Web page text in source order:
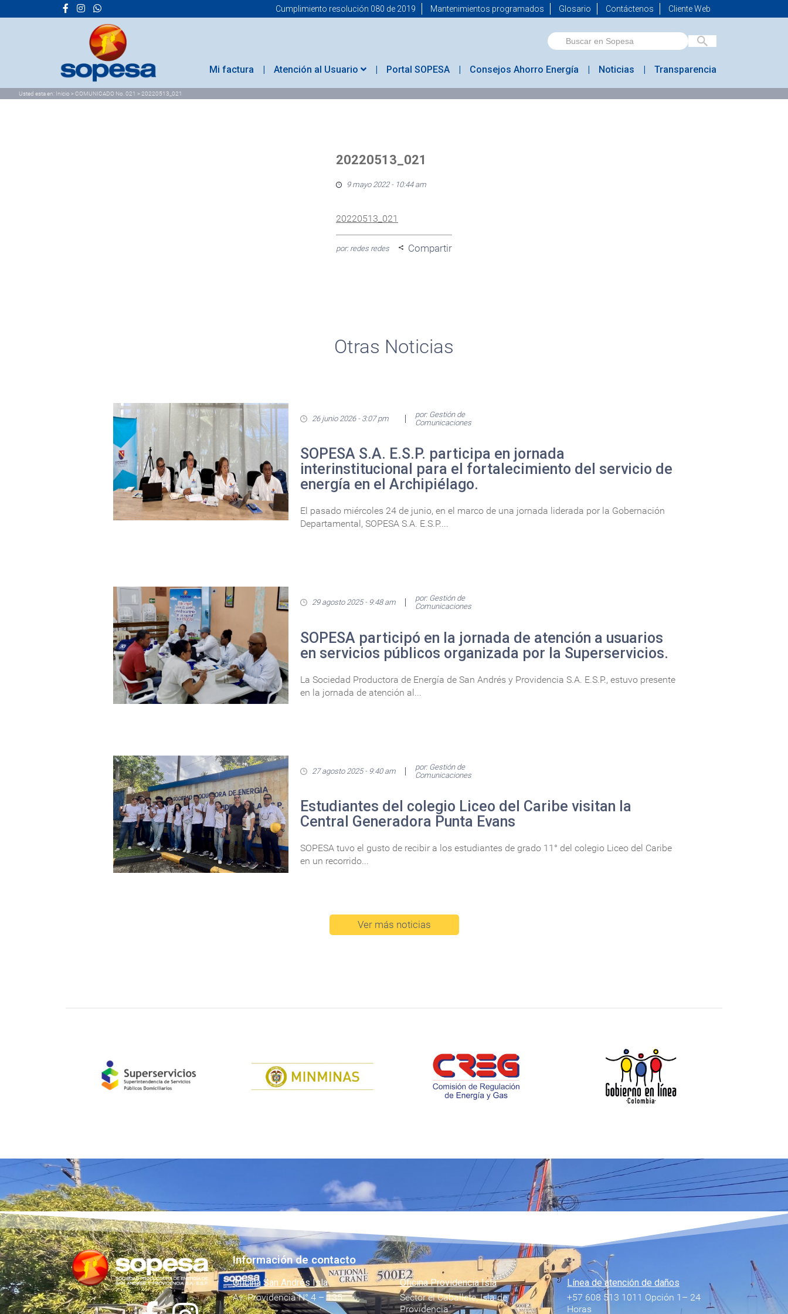
Cumplimiento resolución 080 de 2019 Mantenimientos programados Glosario Contáctenos Cliente Web
Mi factura Atención al Usuario Portal SOPESA Consejos Ahorro Energía Noticias Transparencia
Usted esta en: Inicio > COMUNICADO No. 021 > 20220513_021
20220513_021
9 mayo 2022 - 10:44 am
20220513_021
por: redes redes Compartir
Otras Noticias
26 junio 2026 - 3:07 pm
por: Gestión de
Comunicaciones
SOPESA S.A. E.S.P. participa en jornada
interinstitucional para el fortalecimiento del servicio de
energía en el Archipiélago.
El pasado miércoles 24 de junio, en el marco de una jornada liderada por la Gobernación
Departamental, SOPESA S.A. E.S.P....
29 agosto 2025 - 9:48 am
por: Gestión de
Comunicaciones
SOPESA participó en la jornada de atención a usuarios
en servicios públicos organizada por la Superservicios.
La Sociedad Productora de Energía de San Andrés y Providencia S.A. E.S.P., estuvo presente
en la jornada de atención al...
27 agosto 2025 - 9:40 am
por: Gestión de
Comunicaciones
Estudiantes del colegio Liceo del Caribe visitan la
Central Generadora Punta Evans
SOPESA tuvo el gusto de recibir a los estudiantes de grado 11° del colegio Liceo del Caribe
en un recorrido...
Ver más noticias
Información de contacto
Oficina San Andrés Isla
Av. Providencia N° 4 – 135
Oficina Providencia Isla
Sector el Caballete, Isla de
Providencia
Línea de atención de daños
+57 608 513 1011 Opción 1– 24
Horas